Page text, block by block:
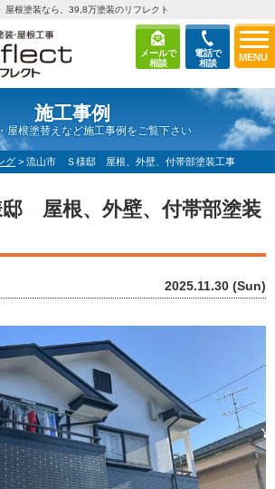
メールで
相談
電話で
相談
MENU
屋根塗装なら、39,8万塗装のリフレクト
施工事例
屋根塗替えなど施工事例をご覧下さい
グ > 流山市 Ｓ様邸 屋根、外壁、付帯部塗装工事
屋根、外壁、付帯部塗装
2025.11.30 (Sun)